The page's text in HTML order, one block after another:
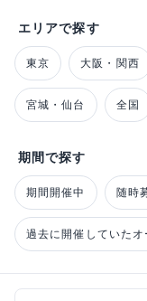
エリアで探す
東京 大阪・関西
宮城・仙台 全国
期間で探す
期間開催中 随時
過去に開催していたオ